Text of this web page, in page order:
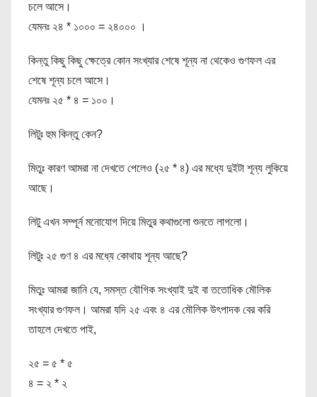
চলে আসে।
যেমনঃ ২৪ * ১০০০ = ২৪০০০ ।
কিন্তু কিছু কিছু ক্ষেত্রে কোন সংখ্যার শেষে শূন্য না থেকেও গুণফল এর
শেষে শূন্য চলে আসে।
যেমনঃ ২৫ * ৪ = ১০০।
লিটুঃ হুম কিন্তু কেন?
মিতুঃ কারণ আমরা না দেখতে পেলেও (২৫ * ৪) এর মধ্যে দুইটা শূন্য লুকিয়ে
আছে।
লিটু এখন সম্পূর্ন মনোযোগ দিয়ে মিতুর কথাগুলো শুনতে লাগলো।
লিটুঃ ২৫ গুণ ৪ এর মধ্যে কোথায় শূন্য আছে?
মিতুঃ আমরা জানি যে, সমস্ত যৌগিক সংখ্যাই দুই বা ততোধিক মৌলিক
সংখ্যার গুণফল। আমরা যদি ২৫ এবং ৪ এর মৌলিক উৎপাদক বের করি
তাহলে দেখতে পাই,
২৫ = ৫ * ৫
৪ = ২ * ২